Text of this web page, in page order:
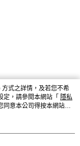
式之詳情，及若您不希
定，請參閱本網站「 隱私
同意本公司得按本網站使